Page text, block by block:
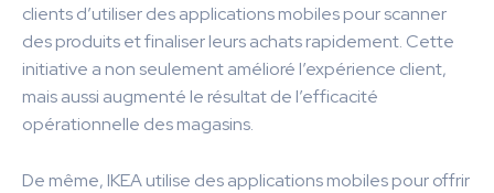
clients d’utiliser des applications mobiles pour scanner
des produits et finaliser leurs achats rapidement. Cette
initiative a non seulement amélioré l’expérience client,
mais aussi augmenté le résultat de l’efficacité
opérationnelle des magasins.
De même, IKEA utilise des applications mobiles pour offrir